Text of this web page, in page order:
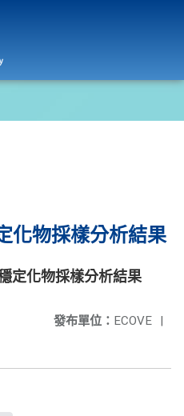
化物採樣分析結果
定化物採樣分析結果
發布單位： ECOVE |